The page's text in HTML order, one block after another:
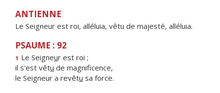
ANTIENNE
Le Seigneur est roi, alléluia, vêtu de majesté, alléluia.
PSAUME : 92
1 Le Seigneur est roi ;
il s'est vêtu de magnificence,
le Seigneur a revêtu sa force.